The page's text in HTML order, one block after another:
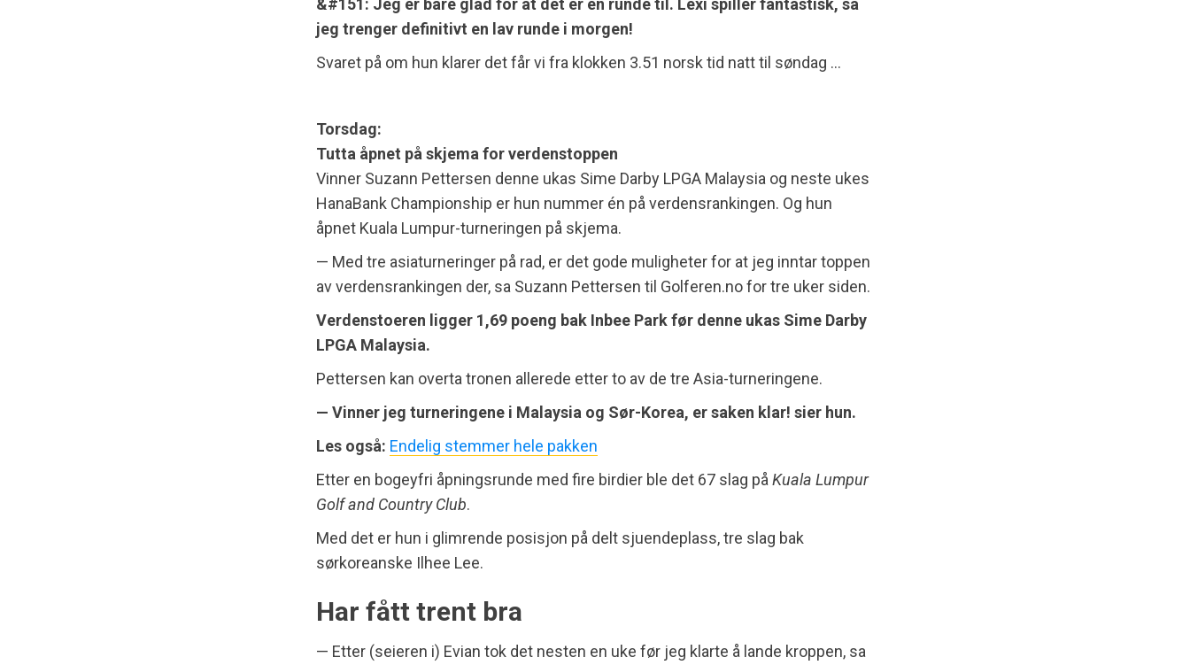
&#151: Jeg er bare glad for at det er én runde til. Lexi spiller fantastisk, så
jeg trenger definitivt en lav runde i morgen!
Svaret på om hun klarer det får vi fra klokken 3.51 norsk tid natt til søndag …
Torsdag:
Tutta åpnet på skjema for verdenstoppen
Vinner Suzann Pettersen denne ukas Sime Darby LPGA Malaysia og neste ukes
HanaBank Championship er hun nummer én på verdensrankingen. Og hun
åpnet Kuala Lumpur-turneringen på skjema.
— Med tre asiaturneringer på rad, er det gode muligheter for at jeg inntar toppen
av verdensrankingen der, sa Suzann Pettersen til Golferen.no for tre uker siden.
Verdenstoeren ligger 1,69 poeng bak Inbee Park før denne ukas Sime Darby
LPGA Malaysia.
Pettersen kan overta tronen allerede etter to av de tre Asia-turneringene.
— Vinner jeg turneringene i Malaysia og Sør-Korea, er saken klar! sier hun.
Les også: Endelig stemmer hele pakken
Etter en bogeyfri åpningsrunde med fire birdier ble det 67 slag på Kuala Lumpur
Golf and Country Club.
Med det er hun i glimrende posisjon på delt sjuendeplass, tre slag bak
sørkoreanske Ilhee Lee.
Har fått trent bra
— Etter (seieren i) Evian tok det nesten en uke før jeg klarte å lande kroppen, sa